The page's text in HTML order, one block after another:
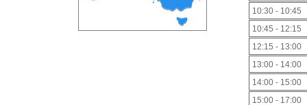
10:30 - 10:45
10:45 - 12:15
12:15 - 13:00
13:00 - 14:00
14:00 - 15:00
15:00 - 17:00